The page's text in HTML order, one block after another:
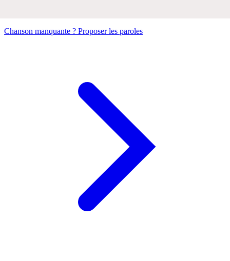
Chanson manquante ? Proposer les paroles